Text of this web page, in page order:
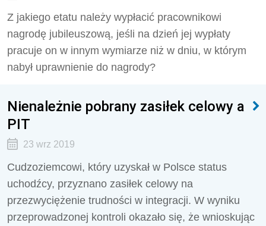
Z jakiego etatu należy wypłacić pracownikowi
nagrodę jubileuszową, jeśli na dzień jej wypłaty
pracuje on w innym wymiarze niż w dniu, w którym
nabył uprawnienie do nagrody?
Nienależnie pobrany zasiłek celowy a
PIT
23 wrz 2019
Cudzoziemcowi, który uzyskał w Polsce status
uchodźcy, przyznano zasiłek celowy na
przezwyciężenie trudności w integracji. W wyniku
przeprowadzonej kontroli okazało się, że wnioskując